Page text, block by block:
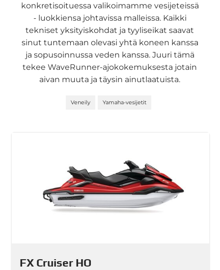
konkretisoituessa valikoimamme vesijeteissä
- luokkiensa johtavissa malleissa. Kaikki
tekniset yksityiskohdat ja tyyliseikat saavat
sinut tuntemaan olevasi yhtä koneen kanssa
ja sopusoinnussa veden kanssa. Juuri tämä
tekee WaveRunner-ajokokemuksesta jotain
aivan muuta ja täysin ainutlaatuista.
Veneily Yamaha-vesijetit
FX Cruiser HO